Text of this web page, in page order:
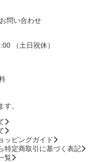
お問い合わせ
（土日祝休）
。
ッピングガイド
特定商取引に基づく表記
覧